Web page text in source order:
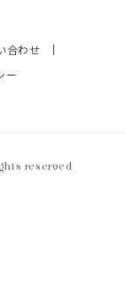
合わせ
ー
reserved